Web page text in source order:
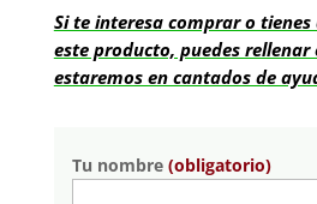
Si te interesa comprar o
este producto, puedes
estaremos en cantados de
Tu nombre (obligatorio)